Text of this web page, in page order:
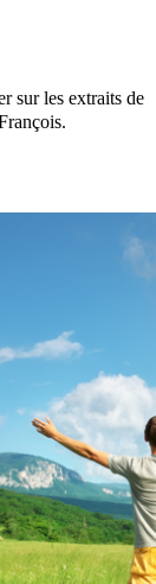
sur les extraits de